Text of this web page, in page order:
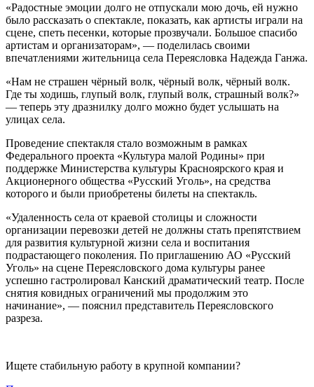
«Радостные эмоции долго не отпускали мою дочь, ей нужно
было рассказать о спектакле, показать, как артисты играли на
сцене, спеть песенки, которые прозвучали. Большое спасибо
артистам и организаторам», — поделилась своими
впечатлениями жительница села Переясловка Надежда Ганжа.
«Нам не страшен чёрный волк, чёрный волк, чёрный волк.
Где ты ходишь, глупый волк, глупый волк, страшный волк?»
— теперь эту дразнилку долго можно будет услышать на
улицах села.
Проведение спектакля стало возможным в рамках
Федерального проекта «Культура малой Родины» при
поддержке Министерства культуры Красноярского края и
Акционерного общества «Русский Уголь», на средства
которого и были приобретены билеты на спектакль.
«Удаленность села от краевой столицы и сложности
организации перевозки детей не должны стать препятствием
для развития культурной жизни села и воспитания
подрастающего поколения. По приглашению АО «Русский
Уголь» на сцене Переясловского дома культуры ранее
успешно гастролировал Канский драматический театр. После
снятия ковидных ограничений мы продолжим это
начинание», — пояснил представитель Переясловского
разреза.
Ищете стабильную работу в крупной компании?